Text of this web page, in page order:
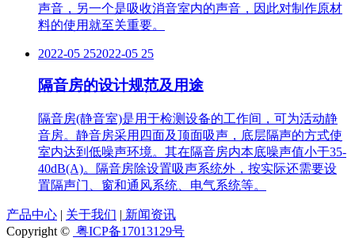
声音，另一个是吸收消音室内的声音，因此对制作原材
料的使用就至关重要。
2022-05 252022-05 25
隔音房的设计规范及用途
隔音房(静音室)是用于检测设备的工作间，可为活动静
音房。静音房采用四面及顶面吸声，底层隔声的方式使
室内达到低噪声环境。其在隔音房内本底噪声值小于35-
40dB(A)。隔音房除设置吸声系统外，按实际还需要设
置隔声门、窗和通风系统、电气系统等。
产品中心 | 关于我们 | 新闻资讯
Copyright © 粤ICP备17013129号